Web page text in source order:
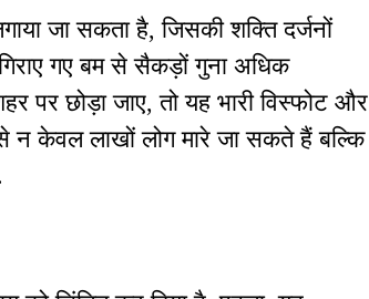
जा सकता है, जिसकी शक्ति दर्जनों
गए बम से सैकड़ों गुना अधिक
पर छोड़ा जाए, तो यह भारी विस्फोट और
न केवल लाखों लोग मारे जा सकते हैं बल्कि